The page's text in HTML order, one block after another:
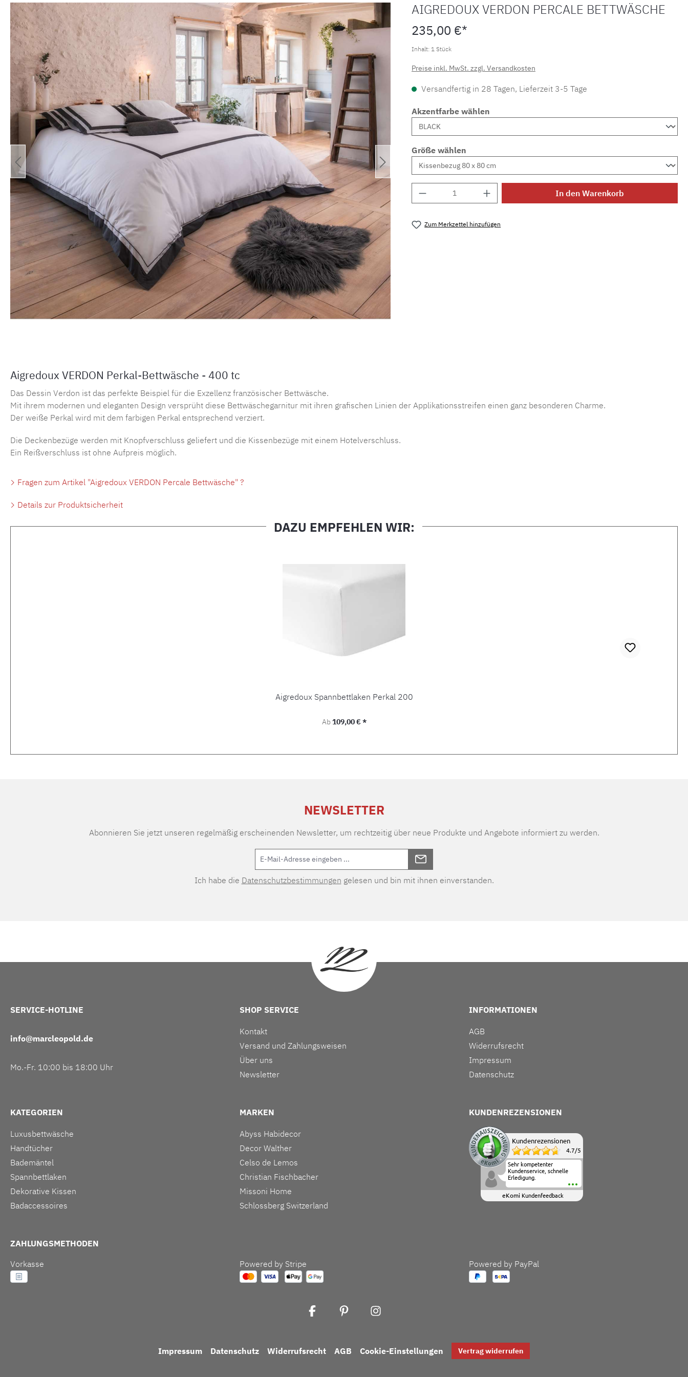
Bildergalerie überspringen
AIGREDOUX VERDON PERCALE BETTWÄSCHE
235,00 €*
Inhalt: 1 Stück
Preise inkl. MwSt. zzgl. Versandkosten
Versandfertig in 28 Tagen, Lieferzeit 3-5 Tage
Akzentfarbe wählen
Größe wählen
Produkt Anzahl: Gib den gewünschten Wert ein
In den Warenkorb
Zum Merkzettel hinzufügen
Aigredoux VERDON Perkal-Bettwäsche - 400 tc
Das Dessin Verdon ist das perfekte Beispiel für die Exzellenz französischer Bettwäsche.
Mit ihrem modernen und eleganten Design versprüht diese Bettwäschegarnitur mit ihren grafischen Linien der Applikationsstreifen einen ganz besonderen Charme.
Der weiße Perkal wird mit dem farbigen Perkal entsprechend verziert.
Die Deckenbezüge werden mit Knopfverschluss geliefert und die Kissenbezüge mit einem Hotelverschluss.
Ein Reißverschluss ist ohne Aufpreis möglich.
Fragen zum Artikel "Aigredoux VERDON Percale Bettwäsche" ?
Details zur Produktsicherheit
DAZU EMPFEHLEN WIR:
Aigredoux Spannbettlaken Perkal 200
Regulärer Preis:
Ab109,00 € *
NEWSLETTER
Abonnieren Sie jetzt unseren regelmäßig erscheinenden Newsletter, um rechtzeitig über neue Produkte und Angebote informiert zu werden.
Ich habe die Datenschutzbestimmungen gelesen und bin mit ihnen einverstanden.
SERVICE-HOTLINE
info@marcleopold.de
Mo.-Fr. 10:00 bis 18:00 Uhr
SHOP SERVICE
Kontakt
Versand und Zahlungsweisen
Über uns
Newsletter
INFORMATIONEN
AGB
Widerrufsrecht
Impressum
Datenschutz
KATEGORIEN
Luxusbettwäsche
Handtücher
Bademäntel
Spannbettlaken
Dekorative Kissen
Badaccessoires
MARKEN
Abyss Habidecor
Decor Walther
Celso de Lemos
Christian Fischbacher
Missoni Home
Schlossberg Switzerland
KUNDENREZENSIONEN
Kundenrezensionen
4.7/5
Sehr kompetenter
Kundenservice, schnelle
Erledigung.
eKomi Kundenfeedback
ZAHLUNGSMETHODEN
Vorkasse
Powered by Stripe Powered by PayPal
Impressum Datenschutz Widerrufsrecht AGB Cookie-Einstellungen Vertrag widerrufen